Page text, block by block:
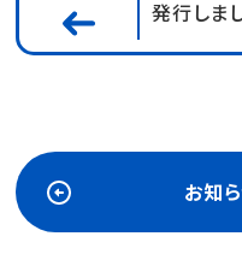
発行しま
お知